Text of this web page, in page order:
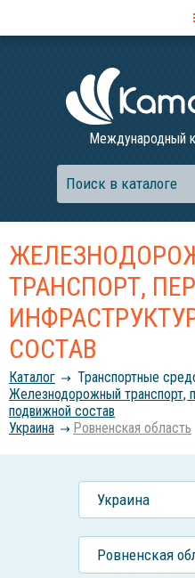
Международный
ТРАНСПОРТ,
СОСТАВ
Каталог
Транспортные
Железнодорожный транспорт,
подвижной состав
Украина
Ровненская область
Украина
Ровненская